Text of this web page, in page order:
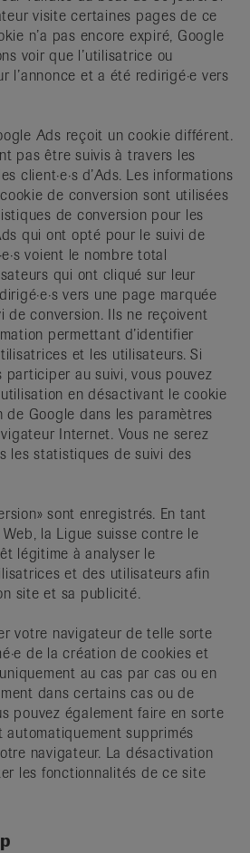
visite certaines pages de ce
n’a pas encore expiré, Google
voir que l’utilisatrice ou
l’annonce et a été redirigé·e vers
Ads reçoit un cookie différent.
pas être suivis à travers les
client·e·s d’Ads. Les informations
de conversion sont utilisées
de conversion pour les
qui ont opté pour le suivi de
voient le nombre total
qui ont cliqué sur leur
vers une page marquée
de conversion. Ils ne reçoivent
permettant d’identifier
et les utilisateurs. Si
participer au suivi, vous pouvez
en désactivant le cookie
de Google dans les paramètres
Internet. Vous ne serez
les statistiques de suivi des
sont enregistrés. En tant
la Ligue suisse contre le
légitime à analyser le
et des utilisateurs afin
site et sa publicité.
votre navigateur de telle sorte
de la création de cookies et
au cas par cas ou en
dans certains cas ou de
pouvez également faire en sorte
automatiquement supprimés
navigateur. La désactivation
les fonctionnalités de ce site